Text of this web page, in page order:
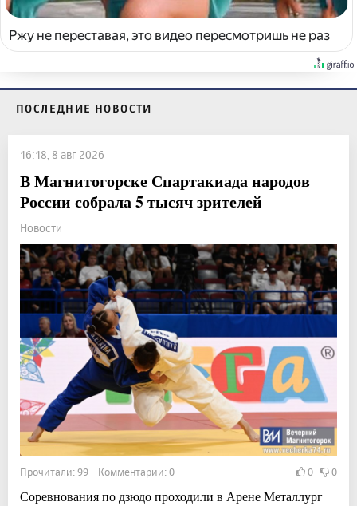
Ржу не переставая, это видео пересмотришь не раз
ПОСЛЕДНИЕ НОВОСТИ
16:18, 8 авг 2026
В Магнитогорске Спартакиада народов
России собрала 5 тысяч зрителей
Новости
Прочитали: 99 Комментарии: 0 0 0
Соревнования по дзюдо проходили в Арене Металлург